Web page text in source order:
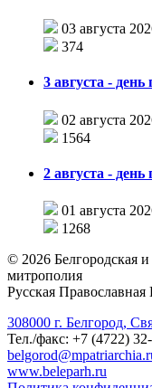
03 августа
374
3 августа -
02 августа
1564
2 августа -
01 августа
1268
© 2026 Белгородская
митрополия
Русская
308000 г. Белгород,
Тел./факс: +7 (4722)
www.beleparh.ru